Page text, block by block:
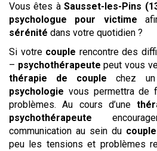
Vous êtes àSausset-les-Pins
psychologue pour victime
sérénité dans votre quotidien ?
Si votre couple rencontre des
– psychothérapeute peut vous
thérapie de couple chez
psychologie vous permettra de
problèmes. Au cours d’une
psychothérapeute
communication au sein du couple
peu les tensions et problèmes